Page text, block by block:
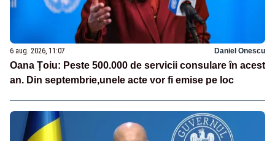
6 aug. 2026, 11:07 Daniel Onescu
Oana Țoiu: Peste 500.000 de servicii consulare în acest
an. Din septembrie,unele acte vor fi emise pe loc